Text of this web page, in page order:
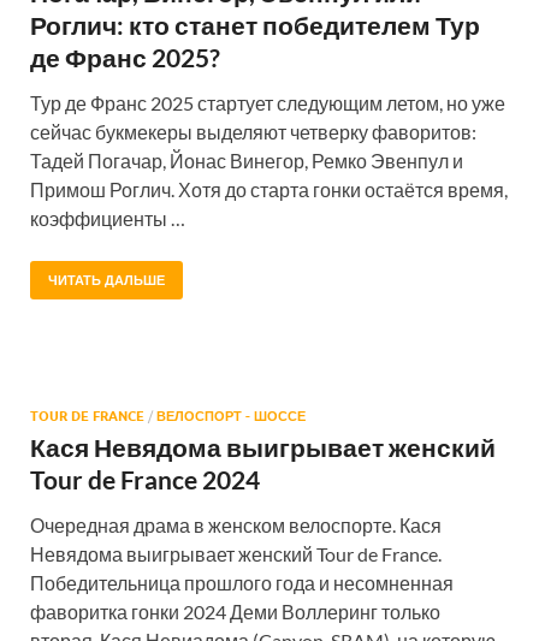
Роглич: кто станет победителем Тур
де Франс 2025?
Тур де Франс 2025 стартует следующим летом, но уже
сейчас букмекеры выделяют четверку фаворитов:
Тадей Погачар, Йонас Винегор, Ремко Эвенпул и
Примош Роглич. Хотя до старта гонки остаётся время,
коэффициенты …
ЧИТАТЬ ДАЛЬШЕ
TOUR DE FRANCE / ВЕЛОСПОРТ - ШОССЕ
Кася Невядома выигрывает женский
Tour de France 2024
Очередная драма в женском велоспорте. Кася
Невядома выигрывает женский Tour de France.
Победительница прошлого года и несомненная
фаворитка гонки 2024 Деми Воллеринг только